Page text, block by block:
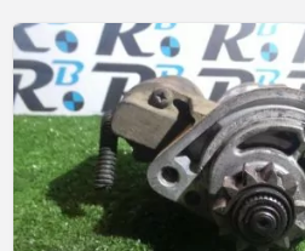
MOTORES
DE
ARRANQUE
M008T76071ZE#00002
–
NISSAN
CABSTAR